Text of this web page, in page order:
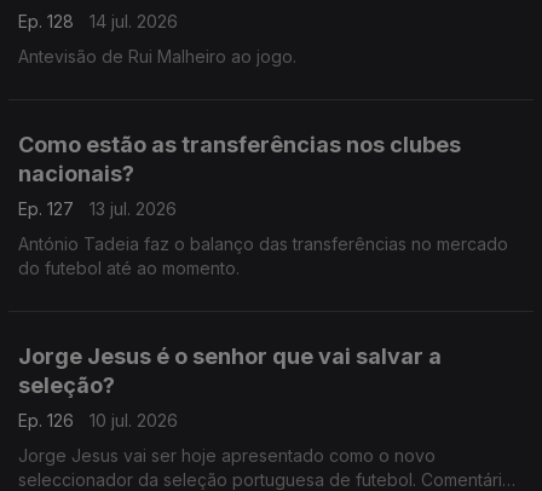
Ep. 128
14 jul. 2026
Antevisão de Rui Malheiro ao jogo.
Como estão as transferências nos clubes
nacionais?
Ep. 127
13 jul. 2026
António Tadeia faz o balanço das transferências no mercado
do futebol até ao momento.
Jorge Jesus é o senhor que vai salvar a
seleção?
Ep. 126
10 jul. 2026
Jorge Jesus vai ser hoje apresentado como o novo
seleccionador da seleção portuguesa de futebol. Comentário